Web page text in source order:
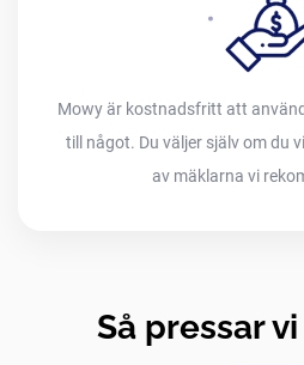
Mowy är kostnadsfritt att
till något. Du väljer själv om du
av mäklarna vi
Så pressar